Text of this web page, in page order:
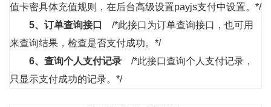
值卡密具体充值规则，在后台高级设置payjs支付中设置。*/
5、 订单查询接口
/*此接口为订单查询接口，也可用
来查询结果，检查是否支付成功。*/
6、 查询个人支付记录
/*此接口查询个人支付记录，
只显示支付成功的记录。*/